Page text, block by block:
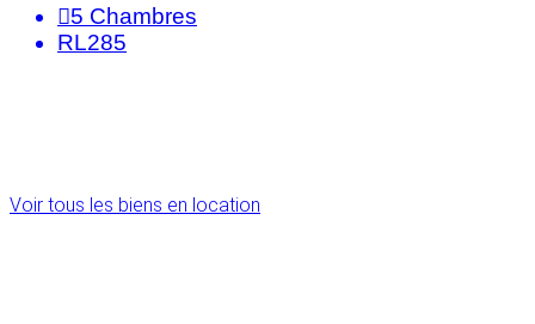
5 Chambres
RL285
Voir tous les biens en location